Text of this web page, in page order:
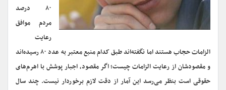
۸۰ درصد
مردم موافق
رعایت
الزامات حجاب هستند اما نگفته‌اند طبق کدام منبع معتبر به عدد ۸۰ رسیده‌اند
و مقصودشان از رعایت الزامات چیست؛ اگر مقصود، اجبار پوشش با اهرم‌های
حقوقی است بنظر می‌رسد این آمار از دقت لازم برخوردار نیست. چند سال